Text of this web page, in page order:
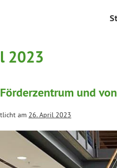
2023
und
am 26. April 2023